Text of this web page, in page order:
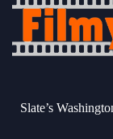
Slate’s